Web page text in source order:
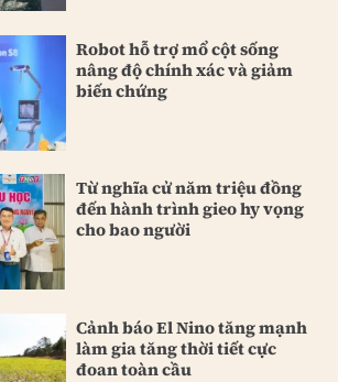
Robot hỗ trợ mổ cột sống
nâng độ chính xác và giảm
biến chứng
Từ nghĩa cử năm triệu đồng
đến hành trình gieo hy vọng
cho bao người
Cảnh báo El Nino tăng mạnh
làm gia tăng thời tiết cực
đoan toàn cầu